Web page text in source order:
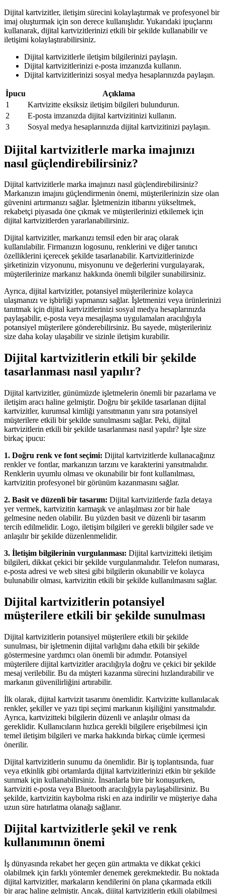
Dijital kartvizitler, iletişim sürecini kolaylaştırmak ve profesyonel bir
imaj oluşturmak için son derece kullanışlıdır. Yukarıdaki ipuçlarını
kullanarak, dijital kartvizitlerinizi etkili bir şekilde kullanabilir ve
iletişimi kolaylaştırabilirsiniz.
Dijital kartvizitlerle iletişim bilgilerinizi paylaşın.
Dijital kartvizitlerinizi e-posta imzanızda kullanın.
Dijital kartvizitlerinizi sosyal medya hesaplarınızda paylaşın.
İpucu
Açıklama
1
Kartvizitte eksiksiz iletişim bilgileri bulundurun.
2
E-posta imzanızda dijital kartvizitinizi kullanın.
3
Sosyal medya hesaplarınızda dijital kartvizitinizi paylaşın.
Dijital kartvizitlerle marka imajınızı
nasıl güçlendirebilirsiniz?
Dijital kartvizitlerle marka imajınızı nasıl güçlendirebilirsiniz?
Markanızın imajını güçlendirmenin önemi, müşterilerinizin size olan
güvenini artırmanızı sağlar. İşletmenizin itibarını yükseltmek,
rekabetçi piyasada öne çıkmak ve müşterilerinizi etkilemek için
dijital kartvizitlerden yararlanabilirsiniz.
Dijital kartvizitler, markanızı temsil eden bir araç olarak
kullanılabilir. Firmanızın logosunu, renklerini ve diğer tanıtıcı
özelliklerini içerecek şekilde tasarlanabilir. Kartvizitlerinizde
şirketinizin vizyonunu, misyonunu ve değerlerini vurgulayarak,
müşterilerinize markanız hakkında önemli bilgiler sunabilirsiniz.
Ayrıca, dijital kartvizitler, potansiyel müşterilerinize kolayca
ulaşmanızı ve işbirliği yapmanızı sağlar. İşletmenizi veya ürünlerinizi
tanıtmak için dijital kartvizitlerinizi sosyal medya hesaplarınızda
paylaşabilir, e-posta veya mesajlaşma uygulamaları aracılığıyla
potansiyel müşterilere gönderebilirsiniz. Bu sayede, müşterileriniz
size daha kolay ulaşabilir ve sizinle iletişim kurabilir.
Dijital kartvizitlerin etkili bir şekilde
tasarlanması nasıl yapılır?
Dijital kartvizitler, günümüzde işletmelerin önemli bir pazarlama ve
iletişim aracı haline gelmiştir. Doğru bir şekilde tasarlanan dijital
kartvizitler, kurumsal kimliği yansıtmanın yanı sıra potansiyel
müşterilere etkili bir şekilde sunulmasını sağlar. Peki, dijital
kartvizitlerin etkili bir şekilde tasarlanması nasıl yapılır? İşte size
birkaç ipucu:
1. Doğru renk ve font seçimi: Dijital kartvizitlerde kullanacağınız
renkler ve fontlar, markanızın tarzını ve karakterini yansıtmalıdır.
Renklerin uyumlu olması ve okunabilir bir font kullanılması,
kartvizitin profesyonel bir görünüm kazanmasını sağlar.
2. Basit ve düzenli bir tasarım: Dijital kartvizitlerde fazla detaya
yer vermek, kartvizitin karmaşık ve anlaşılması zor bir hale
gelmesine neden olabilir. Bu yüzden basit ve düzenli bir tasarım
tercih edilmelidir. Logo, iletişim bilgileri ve gerekli bilgiler sade ve
anlaşılır bir şekilde düzenlenmelidir.
3. İletişim bilgilerinin vurgulanması: Dijital kartvizitteki iletişim
bilgileri, dikkat çekici bir şekilde vurgulanmalıdır. Telefon numarası,
e-posta adresi ve web sitesi gibi bilgilerin okunabilir ve kolayca
bulunabilir olması, kartvizitin etkili bir şekilde kullanılmasını sağlar.
Dijital kartvizitlerin potansiyel
müşterilere etkili bir şekilde sunulması
Dijital kartvizitlerin potansiyel müşterilere etkili bir şekilde
sunulması, bir işletmenin dijital varlığını daha etkili bir şekilde
göstermesine yardımcı olan önemli bir adımdır. Potansiyel
müşterilere dijital kartvizitler aracılığıyla doğru ve çekici bir şekilde
mesaj verilebilir. Bu da müşteri kazanma sürecini hızlandırabilir ve
markanın güvenilirliğini artırabilir.
İlk olarak, dijital kartvizit tasarımı önemlidir. Kartvizitte kullanılacak
renkler, şekiller ve yazı tipi seçimi markanın kişiliğini yansıtmalıdır.
Ayrıca, kartvizitteki bilgilerin düzenli ve anlaşılır olması da
gereklidir. Kullanıcıların hızlıca gerekli bilgilere erişebilmesi için
temel iletişim bilgileri ve marka hakkında birkaç cümle içermesi
önerilir.
Dijital kartvizitlerin sunumu da önemlidir. Bir iş toplantısında, fuar
veya etkinlik gibi ortamlarda dijital kartvizitlerinizi etkin bir şekilde
sunmak için kullanabilirsiniz. İnsanlarla bire bir konuşurken,
kartviziti e-posta veya Bluetooth aracılığıyla paylaşabilirsiniz. Bu
şekilde, kartvizitin kaybolma riski en aza indirilir ve müşteriye daha
uzun süre hatırlatma olanağı sağlanır.
Dijital kartvizitlerle şekil ve renk
kullanımının önemi
İş dünyasında rekabet her geçen gün artmakta ve dikkat çekici
olabilmek için farklı yöntemler denemek gerekmektedir. Bu noktada
dijital kartvizitler, markaların kendilerini ön plana çıkarmada etkili
bir araç haline gelmiştir. Ancak, dijital kartvizitlerin etkili olabilmesi